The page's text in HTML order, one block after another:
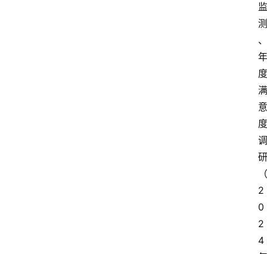
监
测
、
年
度
满
意
度
调
研
（
2
0
2
4